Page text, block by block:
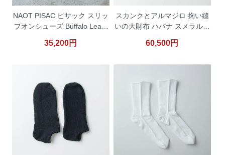
NAOT PISAC ピサック スリッ
プオンシューズ Buffalo Leath
35,200円
スカンクとアルマジロ 掬い縫
いの大財布 ハバナ スメラルド
60,500円